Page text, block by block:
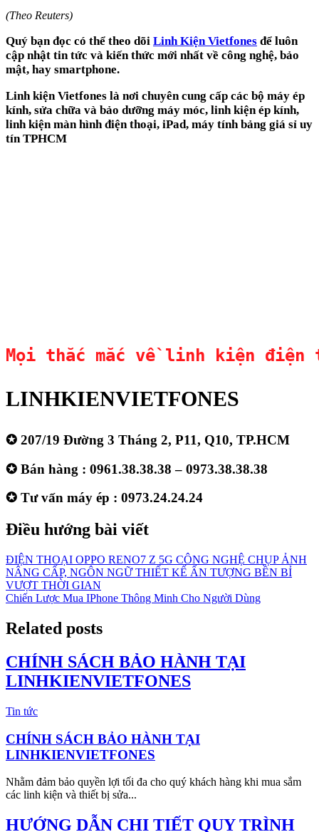
(Theo Reuters)
Quý bạn đọc có thể theo dõi Linh Kiện Vietfones để luôn
cập nhật tin tức và kiến thức mới nhất về công nghệ, bảo
mật, hay smartphone.
Linh kiện Vietfones là nơi chuyên cung cấp các bộ máy ép
kính, sửa chữa và bảo dưỡng máy móc, linh kiện ép kính,
linh kiện màn hình điện thoại, iPad, máy tính bảng giá sỉ uy
tín TPHCM
Mọi thắc mắc về linh kiện
LINHKIENVIETFONES
✪ 207/19 Đường 3 Tháng 2, P11, Q10, TP.HCM
✪ Bán hàng : 0961.38.38.38 – 0973.38.38.38
✪ Tư vấn máy ép : 0973.24.24.24
Điều hướng bài viết
ĐIỆN THOẠI OPPO RENO7 Z 5G CÔNG NGHỆ CHỤP ẢNH
NÂNG CẤP, NGÔN NGỮ THIẾT KẾ ẤN TƯỢNG BỀN BỈ
VƯỢT THỜI GIAN
Chiến Lược Mua IPhone Thông Minh Cho Người Dùng
Related posts
CHÍNH SÁCH BẢO HÀNH TẠI
LINHKIENVIETFONES
Tin tức
CHÍNH SÁCH BẢO HÀNH TẠI
LINHKIENVIETFONES
Nhằm đảm bảo quyền lợi tối đa cho quý khách hàng khi mua sắm
các linh kiện và thiết bị sửa...
HƯỚNG DẪN CHI TIẾT QUY TRÌNH